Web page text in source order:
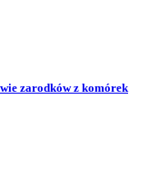
zarodków z komórek